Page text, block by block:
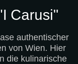
I Carusi"
authentischer
von Wien. Hier
die kulinarische